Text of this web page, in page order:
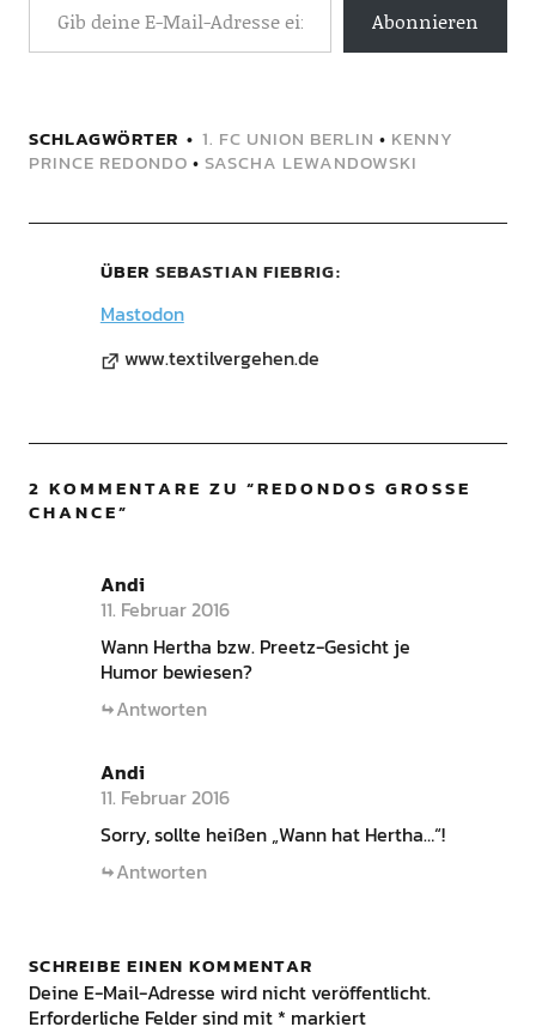
Abonnieren
SCHLAGWÖRTER 1. FC UNION BERLIN • KENNY
PRINCE REDONDO • SASCHA LEWANDOWSKI
ÜBER SEBASTIAN FIEBRIG
Mastodon
www.textilvergehen.de
2 KOMMENTARE ZU “REDONDOS GROSSE C
HANCE
”
Andi
11. Februar 2016
Wann Hertha bzw. Preetz-Gesicht je
Humor bewiesen?
Antworten
Andi
11. Februar 2016
Sorry, sollte heißen „Wann hat Hertha…“!
Antworten
SCHREIBE EINEN KOMMENTAR
Deine E-Mail-Adresse wird nicht veröffentlicht.
Erforderliche Felder sind mit * markiert